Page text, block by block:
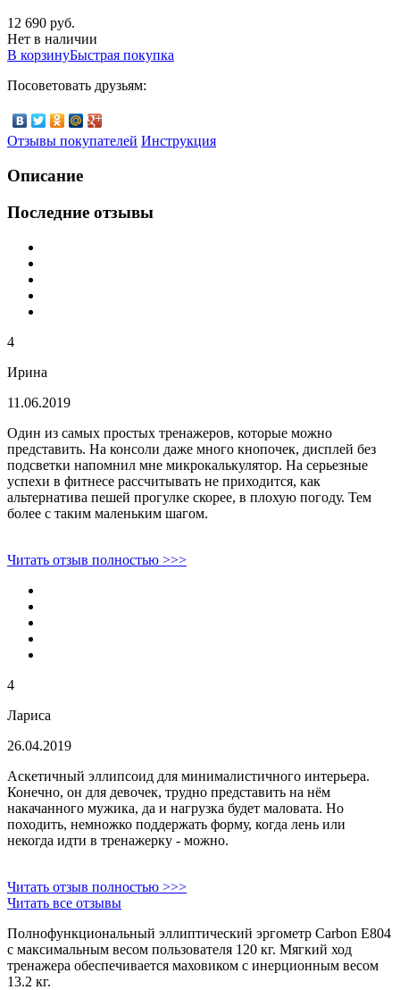
12 690 руб.
Нет в наличии
В корзинуБыстрая покупка
Посоветовать друзьям:
Отзывы покупателей Инструкция
Описание
Последние отзывы
4
Ирина
11.06.2019
Один из самых простых тренажеров, которые можно
представить. На консоли даже много кнопочек, дисплей без
подсветки напомнил мне микрокалькулятор. На серьезные
успехи в фитнесе рассчитывать не приходится, как
альтернатива пешей прогулке скорее, в плохую погоду. Тем
более с таким маленьким шагом.
Читать отзыв полностью >>>
4
Лариса
26.04.2019
Аскетичный эллипсоид для минималистичного интерьера.
Конечно, он для девочек, трудно представить на нём
накачанного мужика, да и нагрузка будет маловата. Но
походить, немножко поддержать форму, когда лень или
некогда идти в тренажерку - можно.
Читать отзыв полностью >>>
Читать все отзывы
Полнофункциональный эллиптический эргометр Carbon E804
с максимальным весом пользователя 120 кг. Мягкий ход
тренажера обеспечивается маховиком с инерционным весом
13.2 кг.